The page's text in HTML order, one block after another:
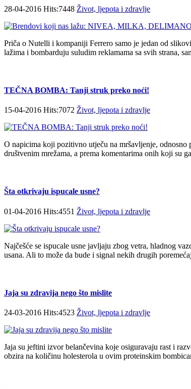
28-04-2016 Hits:7448 Život, ljepota i zdravlje
Priča o Nutelli i kompaniji Ferrero samo je jedan od
lažima i bombarduju suludim reklamama sa svih strana,
TEČNA BOMBA: Tanji struk preko noći!
15-04-2016 Hits:7072 Život, ljepota i zdravlje
O napicima koji pozitivno utječu na mršavljenje, odnosno
društvenim mrežama, a prema komentarima onih koji su
Šta otkrivaju ispucale usne?
01-04-2016 Hits:4551 Život, ljepota i zdravlje
Najčešće se ispucale usne javljaju zbog vetra, hladnog
usana. Ali to može da bude i signal nekih drugih
Jaja su zdravija nego što mislite
24-03-2016 Hits:4523 Život, ljepota i zdravlje
Jaja su jeftini izvor belančevina koje osiguravaju rast i
obzira na količinu holesterola u ovim proteinskim